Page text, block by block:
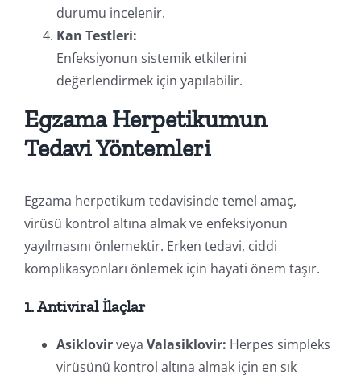
durumu incelenir.
Kan Testleri:
Enfeksiyonun sistemik etkilerini
değerlendirmek için yapılabilir.
Egzama Herpetikumun
Tedavi Yöntemleri
Egzama herpetikum tedavisinde temel amaç,
virüsü kontrol altına almak ve enfeksiyonun
yayılmasını önlemektir. Erken tedavi, ciddi
komplikasyonları önlemek için hayati önem taşır.
1. Antiviral İlaçlar
Asiklovirveya Valasiklovir: Herpes simpleks
virüsünü kontrol altına almak için en sık